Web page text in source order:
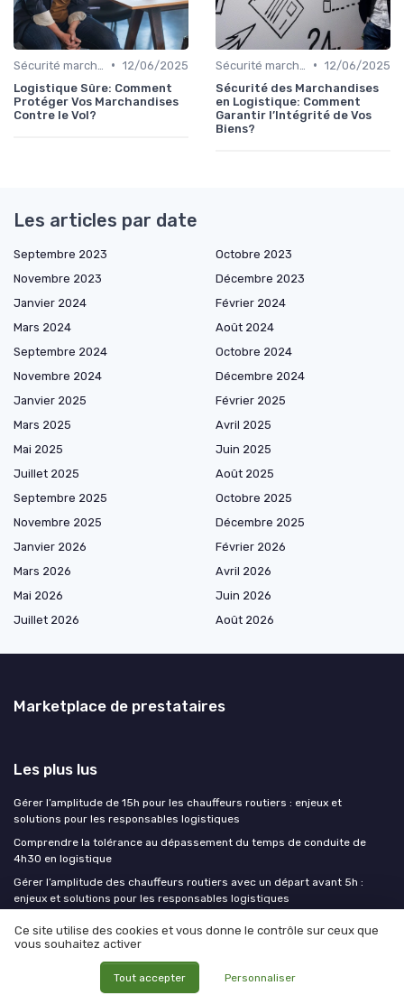
• 12/06/2025
Logistique Sûre: Comment
Protéger Vos Marchandises
Contre le Vol?
• 12/06/2025
Sécurité des Marchandises
en Logistique: Comment
Garantir l’Intégrité de Vos
Biens?
Les articles par date
Septembre 2023
Octobre 2023
Novembre 2023
Décembre 2023
Janvier 2024
Février 2024
Mars 2024
Août 2024
Septembre 2024
Octobre 2024
Novembre 2024
Décembre 2024
Janvier 2025
Février 2025
Mars 2025
Avril 2025
Mai 2025
Juin 2025
Juillet 2025
Août 2025
Septembre 2025
Octobre 2025
Novembre 2025
Décembre 2025
Janvier 2026
Février 2026
Mars 2026
Avril 2026
Mai 2026
Juin 2026
Juillet 2026
Août 2026
Marketplace de prestataires
Les plus lus
Gérer l’amplitude de 15h pour les chauffeurs routiers : enjeux et
solutions pour les responsables logistiques
Comprendre la tolérance au dépassement du temps de conduite de
4h30 en logistique
Gérer l’amplitude des chauffeurs routiers avec un départ avant 5h :
enjeux et solutions pour les responsables logistiques
logistique
Réussir l’examen FIMO marchandise : conseils pratiques pour les
responsables logistiques
Ce site utilise des cookies et vous donne le contrôle sur ceux que
vous souhaitez activer
Tout accepter Personnaliser